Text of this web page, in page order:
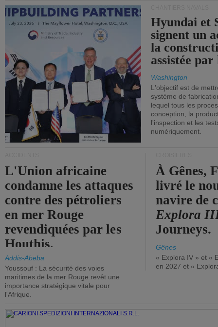
Hyundai et
signent un
la
assistée
Washington
L'objectif est de
système de
lequel tous les
conception, la
l'inspection et les
numériquement.
L'Union africaine
condamne les attaques
contre des pétroliers
en mer Rouge
revendiquées par les
Houthis.
Addis-Abeba
Youssouf : La sécurité des voies
maritimes de la mer Rouge revêt une
importance stratégique vitale pour
l'Afrique.
À Gênes,
livré le
navire de
Explora
Journeys.
Gênes
« Explora IV » et «
en 2027 et «